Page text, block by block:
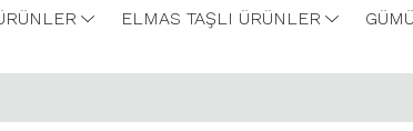
ELMAS TAŞLI ÜRÜNLER